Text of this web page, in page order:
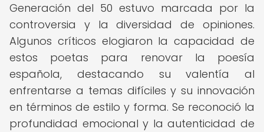
Generación del 50 estuvo marcada por la
controversia y la diversidad de opiniones.
Algunos críticos elogiaron la capacidad de
estos poetas para renovar la poesía
española, destacando su valentía al
enfrentarse a temas difíciles y su innovación
en términos de estilo y forma. Se reconoció la
profundidad emocional y la autenticidad de